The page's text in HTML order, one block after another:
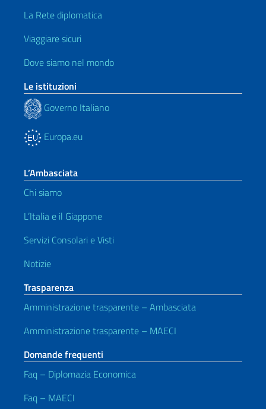
La Rete diplomatica
Viaggiare sicuri
Dove siamo nel mondo
Le istituzioni
Governo Italiano
Europa.eu
L’Ambasciata
Chi siamo
L’Italia e il Giappone
Servizi Consolari e Visti
Notizie
Trasparenza
Amministrazione trasparente – Ambasciata
Amministrazione trasparente – MAECI
Domande frequenti
Faq – Diplomazia Economica
Faq – MAECI